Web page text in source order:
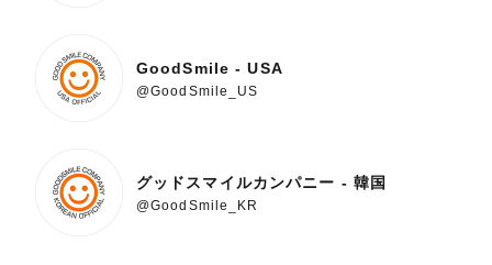
GoodSmile - USA
@GoodSmile_US
グッドスマイルカンパニー - 韓国
@GoodSmile_KR